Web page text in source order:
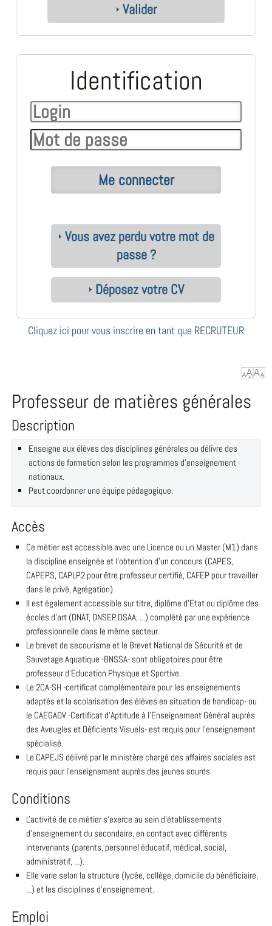
Valider
Identification
Vous avez perdu votre mot de
passe ?
Déposez votre CV
Cliquez ici pour vous inscrire en tant que RECRUTEUR
Professeur de matières générales
Description
Enseigne aux élèves des disciplines générales ou délivre des
actions de formation selon les programmes d'enseignement
nationaux.
Peut coordonner une équipe pédagogique.
Accès
Ce métier est accessible avec une Licence ou un Master (M1) dans
la discipline enseignée et l'obtention d'un concours (CAPES,
CAPEPS, CAPLP2 pour être professeur certifié, CAFEP pour travailler
dans le privé, Agrégation).
Il est également accessible sur titre, diplôme d'Etat ou diplôme des
écoles d'art (DNAT, DNSEP, DSAA, ...) complété par une expérience
professionnelle dans le même secteur.
Le brevet de secourisme et le Brevet National de Sécurité et de
Sauvetage Aquatique -BNSSA- sont obligatoires pour être
professeur d'Education Physique et Sportive.
Le 2CA-SH -certificat complémentaire pour les enseignements
adaptés et la scolarisation des élèves en situation de handicap- ou
le CAEGADV -Certificat d'Aptitude à l'Enseignement Général auprès
des Aveugles et Déficients Visuels- est requis pour l'enseignement
spécialisé.
Le CAPEJS délivré par le ministère chargé des affaires sociales est
requis pour l'enseignement auprès des jeunes sourds.
Conditions
L'activité de ce métier s'exerce au sein d'établissements
d'enseignement du secondaire, en contact avec différents
intervenants (parents, personnel éducatif, médical, social,
administratif, ...).
Elle varie selon la structure (lycée, collège, domicile du bénéficiaire,
...) et les disciplines d'enseignement.
Emploi